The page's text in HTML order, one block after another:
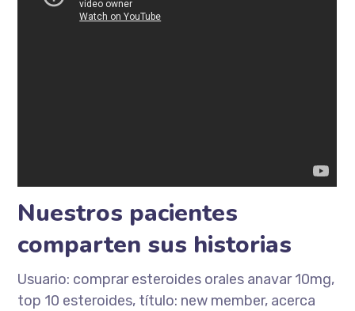
Nuestros pacientes
comparten sus historias
Usuario: comprar esteroides orales anavar 10mg,
top 10 esteroides, título: new member, acerca